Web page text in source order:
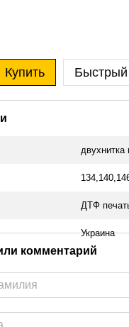
Купить Быстрый
двухнитка
ДТФ
Украина
комментарий